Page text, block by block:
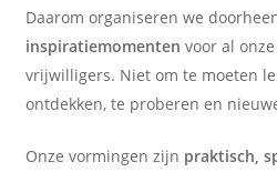
Daarom organiseren we
inspiratiemomenten voor al
vrijwilligers. Niet om te moeten
ontdekken, te proberen en
Onze vormingen zijn praktisch,